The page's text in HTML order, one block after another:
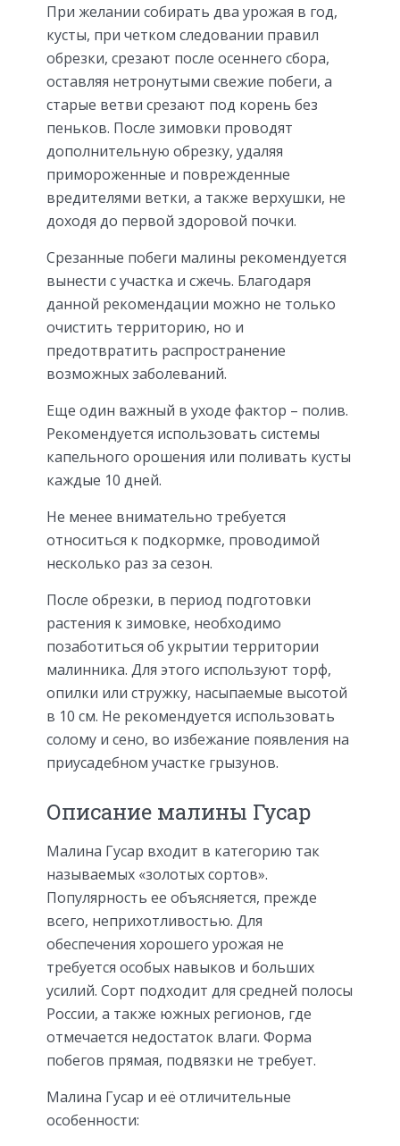
При желании собирать два урожая в год,
кусты, при четком следовании правил
обрезки, срезают после осеннего сбора,
оставляя нетронутыми свежие побеги, а
старые ветви срезают под корень без
пеньков. После зимовки проводят
дополнительную обрезку, удаляя
примороженные и поврежденные
вредителями ветки, а также верхушки, не
доходя до первой здоровой почки.
Срезанные побеги малины рекомендуется
вынести с участка и сжечь. Благодаря
данной рекомендации можно не только
очистить территорию, но и
предотвратить распространение
возможных заболеваний.
Еще один важный в уходе фактор – полив.
Рекомендуется использовать системы
капельного орошения или поливать кусты
каждые 10 дней.
Не менее внимательно требуется
относиться к подкормке, проводимой
несколько раз за сезон.
После обрезки, в период подготовки
растения к зимовке, необходимо
позаботиться об укрытии территории
малинника. Для этого используют торф,
опилки или стружку, насыпаемые высотой
в 10 см. Не рекомендуется использовать
солому и сено, во избежание появления на
приусадебном участке грызунов.
Описание малины Гусар
Малина Гусар входит в категорию так
называемых «золотых сортов».
Популярность ее объясняется, прежде
всего, неприхотливостью. Для
обеспечения хорошего урожая не
требуется особых навыков и больших
усилий. Сорт подходит для средней полосы
России, а также южных регионов, где
отмечается недостаток влаги. Форма
побегов прямая, подвязки не требует.
Малина Гусар и её отличительные
особенности: